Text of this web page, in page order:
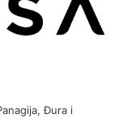
Đura i